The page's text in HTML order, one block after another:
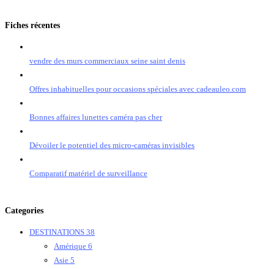
Fiches récentes
vendre des murs commerciaux seine saint denis
Offres inhabituelles pour occasions spéciales avec cadeauleo.com
Bonnes affaires lunettes caméra pas cher
Dévoiler le potentiel des micro-caméras invisibles
Comparatif matériel de surveillance
Categories
DESTINATIONS 38
Amérique 6
Asie 5